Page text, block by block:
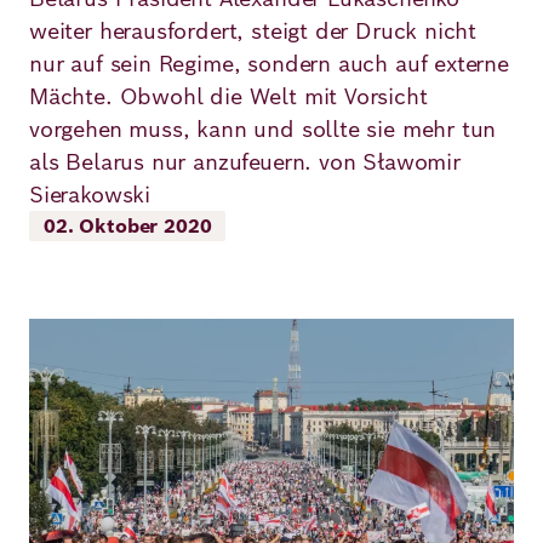
Fellowship
Fellows
Forum
Veranstaltungen
weiter herausfordert, steigt der Druck nicht
nur auf sein Regime, sondern auch auf externe
Mächte. Obwohl die Welt mit Vorsicht
vorgehen muss, kann und sollte sie mehr tun
als Belarus nur anzufeuern. von Sławomir
Sierakowski
02. Oktober 2020